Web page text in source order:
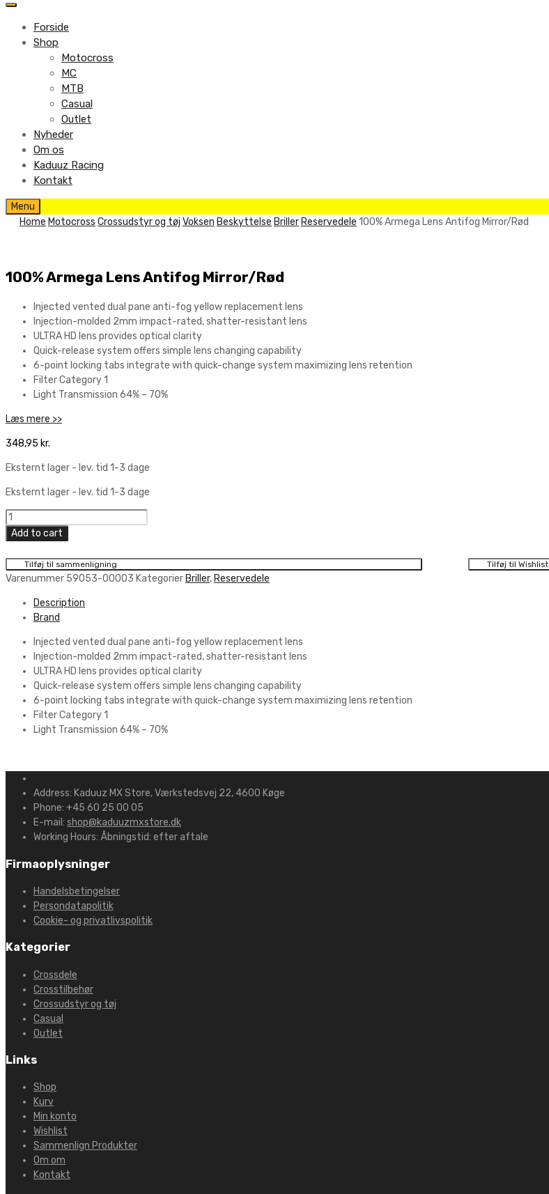
Forside
Shop
Motocross
MC
MTB
Casual
Outlet
Nyheder
Om os
Kaduuz Racing
Kontakt
Skip
Menu
Home Motocross Crossudstyr og tøj Voksen Beskyttelse Briller Reservedele 100% Armega Lens Antifog Mirror/Rød
100% Armega Lens Antifog Mirror/Rød
Injected vented dual pane anti-fog yellow replacement lens
Injection-molded 2mm impact-rated, shatter-resistant lens
ULTRA HD lens provides optical clarity
Quick-release system offers simple lens changing capability
6-point locking tabs integrate with quick-change system maximizing lens retention
Filter Category 1
Light Transmission 64% – 70%
Læs mere >>
348,95 kr.
Eksternt lager - lev. tid 1-3 dage
Eksternt lager - lev. tid 1-3 dage
100%
Armega
Lens
Antifog
Mirror/Rød
Add to cart
Tilføj til sammenligning Tilføj til Wishlist
Varenummer 59053-00003 Kategorier Briller, Reservedele
Description
Brand
Injected vented dual pane anti-fog yellow replacement lens
Injection-molded 2mm impact-rated, shatter-resistant lens
ULTRA HD lens provides optical clarity
Quick-release system offers simple lens changing capability
6-point locking tabs integrate with quick-change system maximizing lens retention
Filter Category 1
Light Transmission 64% – 70%
Address: Kaduuz MX Store, Værkstedsvej 22, 4600 Køge
Phone: +45 60 25 00 05
E-mail: shop@kaduuzmxstore.dk
Working Hours: Åbningstid: efter aftale
Firmaoplysninger
Handelsbetingelser
Persondatapolitik
Cookie- og privatlivspolitik
Kategorier
Crossdele
Crosstilbehør
Crossudstyr og tøj
Casual
Outlet
Links
Shop
Kurv
Min konto
Wishlist
Sammenlign Produkter
Om om
Kontakt